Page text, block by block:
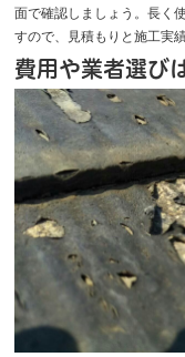
面で確認しましょう。長く
すので、見積もりと施工実
費用や業者選び